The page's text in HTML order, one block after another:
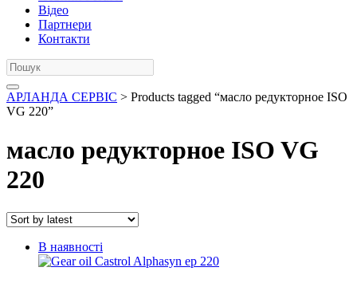
Відео
Партнери
Контакти
АРЛАНДА СЕРВІС > Products tagged “масло редукторное ISO
VG 220”
масло редукторное ISO VG
220
В наявності